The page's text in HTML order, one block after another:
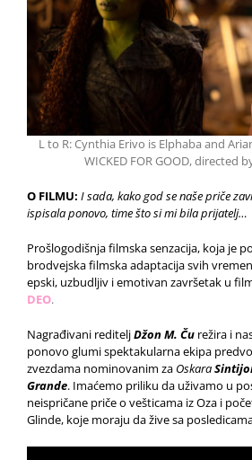
L to R: Cynthia Erivo is Elphaba and
WICKED FOR GOOD, directed
O FILMU: I sada, kako god se naše priče
ispisala ponovo, time što si mi bila prijatelj…
Prošlogodišnja filmska senzacija, koja je
brodvejska filmska adaptacija svih
epski, uzbudljiv i emotivan završetak u
DEO.
Nagrađivani rediteljDžon M. Ču režira i
ponovo glumi spektakularna ekipa
zvezdama nominovanim za Oskara
Grande. Imaćemo priliku da uživamo u
neispričane priče o vešticama iz Oza i
Glinde, koje moraju da žive sa